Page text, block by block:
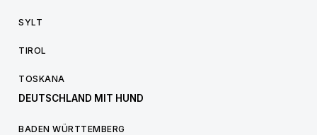
SYLT
TIROL
TOSKANA
DEUTSCHLAND MIT HUND
BADEN WÜRTTEMBERG